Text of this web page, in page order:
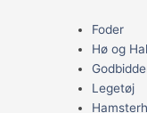
Foder
Hø og
Legetøj